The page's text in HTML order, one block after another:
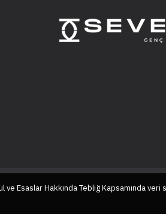
Esaslar Hakkında Tebliğ Kapsamında veri